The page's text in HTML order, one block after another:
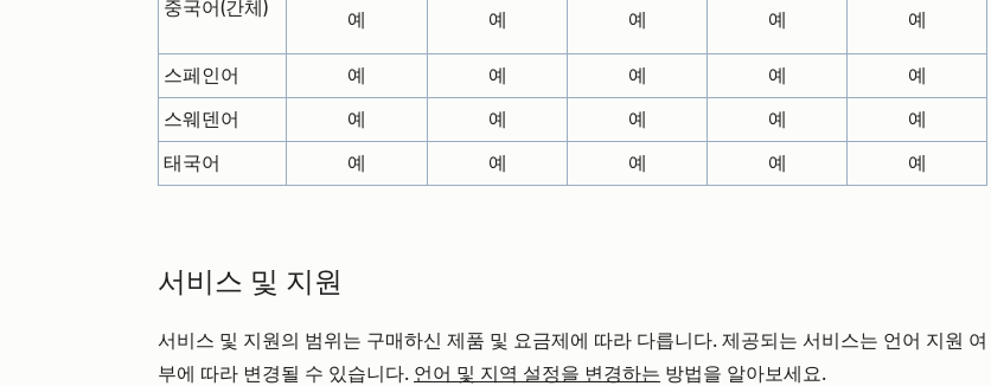
중국어(간체)
예 예 예 예 예
스페인어 예 예 예 예
예
스웨덴어
예 예 예 예
예
태국어
예 예 예 예 예
서비스 및 지원
서비스 및 지원의 범위는 구매하신 제품 및 요금제에 따라 다릅니다. 제공되는 서비스는 언어 지원 여
부에 따라 변경될 수 있습니다. 언어 및 지역 설정을 변경하는 방법을 알아보세요.